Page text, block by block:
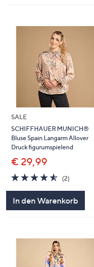
SALE
SCHIFFHAUER MUNICH®
Bluse Spain Langarm Allover
Druck figurumspielend
€ 29,99
4.5
von
(2)2
In den Warenkorb